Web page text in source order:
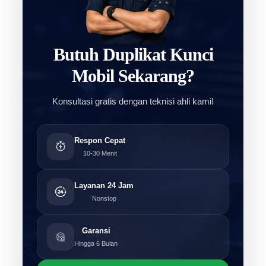
Butuh Duplikat Kunci
Mobil Sekarang?
Konsultasi gratis dengan teknisi ahli kami!
Respon Cepat
10-30 Menit
Layanan 24 Jam
Nonstop
Garansi
Hingga 6 Bulan